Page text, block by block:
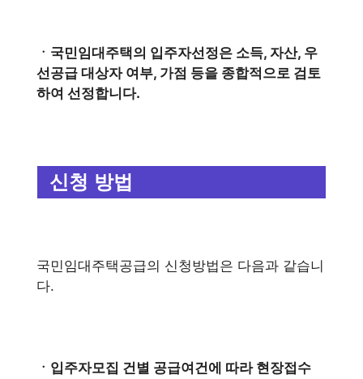
ㆍ국민임대주택의 입주자선정은 소득, 자산, 우
선공급 대상자 여부, 가점 등을 종합적으로 검토
하여 선정합니다.
신청 방법
국민임대주택공급의 신청방법은 다음과 같습니
다.
ㆍ입주자모집 건별 공급여건에 따라 현장접수